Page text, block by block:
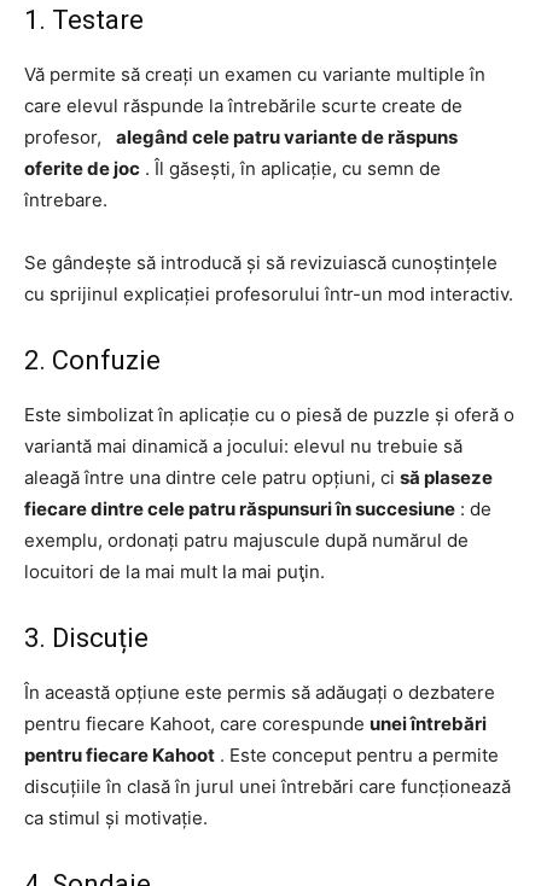
1. Testare
Vă permite să creați un examen cu variante multiple în
care elevul răspunde la întrebările scurte create de
profesor, alegând cele patru variante de răspuns
oferite de joc . Îl găsești, în aplicație, cu semn de
întrebare.
Se gândește să introducă și să revizuiască cunoștințele
cu sprijinul explicației profesorului într-un mod interactiv.
2. Confuzie
Este simbolizat în aplicație cu o piesă de puzzle și oferă o
variantă mai dinamică a jocului: elevul nu trebuie să
aleagă între una dintre cele patru opțiuni, ci să plaseze
fiecare dintre cele patru răspunsuri în succesiune : de
exemplu, ordonați patru majuscule după numărul de
locuitori de la mai mult la mai puţin.
3. Discuție
În această opțiune este permis să adăugați o dezbatere
pentru fiecare Kahoot, care corespunde unei întrebări
pentru fiecare Kahoot . Este conceput pentru a permite
discuțiile în clasă în jurul unei întrebări care funcționează
ca stimul și motivație.